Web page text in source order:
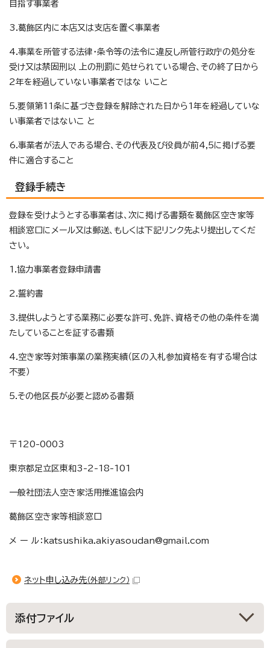
目指す事業者
3.葛飾区内に本店又は支店を置く事業者
4.事業を所管する法律・条令等の法令に違反し所管行政庁の処分を
受け又は禁固刑以 上の刑罰に処せられている場合、その終了日から
2年を経過していない事業者ではな いこと
5.要領第11条に基づき登録を解除された日から1年を経過していな
い事業者ではないこ と
6.事業者が法人である場合、その代表及び役員が前4,5に掲げる要
件に適合すること
登録手続き
登録を受けようとする事業者は、次に掲げる書類を葛飾区空き家等
相談窓口にメール又は郵送、もしくは下記リンク先より提出してくだ
さい。
1.協力事業者登録申請書
2.誓約書
3.提供しようとする業務に必要な許可、免許、資格その他の条件を満
たしていることを証する書類
4.空き家等対策事業の業務実績（区の入札参加資格を有する場合は
不要）
5.その他区長が必要と認める書類
〒120-0003
東京都足立区東和3-2-18-101
一般社団法人空き家活用推進協会内
葛飾区空き家等相談窓口
メ ー ル：katsushika.akiyasoudan@gmail.com
ネット申し込み先（外部リンク）
添付ファイル